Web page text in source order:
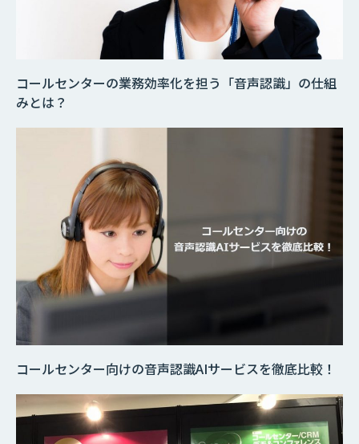
コールセンターの業務効率化を担う「音声認識」の仕組
みとは？
コールセンター向けの音声認識AIサービスを徹底比較！